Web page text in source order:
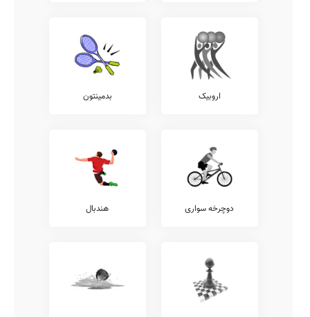
اروبیک بدمینتون
دوچرخه سواری هندبال